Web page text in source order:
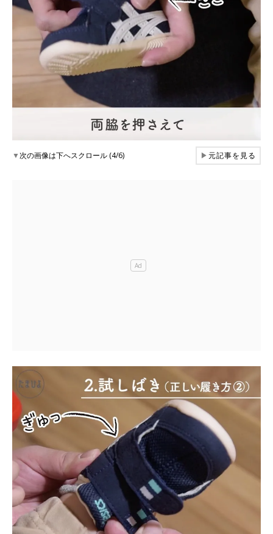
▼次の画像は下へスクロール (4/6) ▶元記事を見る